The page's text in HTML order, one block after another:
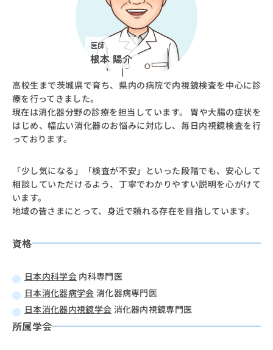
医師
根本 陽介
高校生まで茨城県で育ち、県内の病院で内視鏡検査を中心に診
療を行ってきました。
現在は消化器分野の診療を担当しています。 胃や大腸の症状を
はじめ、幅広い消化器のお悩みに対応し、毎日内視鏡検査を行
っております。
「少し気になる」「検査が不安」といった段階でも、安心して
相談していただけるよう、丁寧でわかりやすい説明を心がけて
います。
地域の皆さまにとって、身近で頼れる存在を目指しています。
資格
日本内科学会内科専門医
日本消化器病学会 消化器病専門医
日本消化器内視鏡学会 消化器内視鏡専門医
所属学会